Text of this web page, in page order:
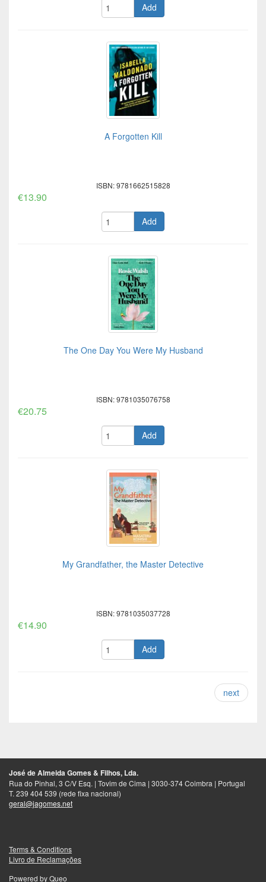
Add
A Forgotten Kill
ISBN: 9781662515828
€13.90
Add
The One Day You Were My Husband
ISBN: 9781035076758
€20.75
Add
My Grandfather, the Master Detective
ISBN: 9781035037728
€14.90
Add
next
José de Almeida Gomes & Filhos, Lda.
Rua do Pinhal, 3 C/V Esq. | Tovim de Cima | 3030-374 Coimbra | Portugal
T. 239 404 539 (rede fixa nacional)
geral@jagomes.net
Terms & Conditions
Livro de Reclamações
Powered byQueo